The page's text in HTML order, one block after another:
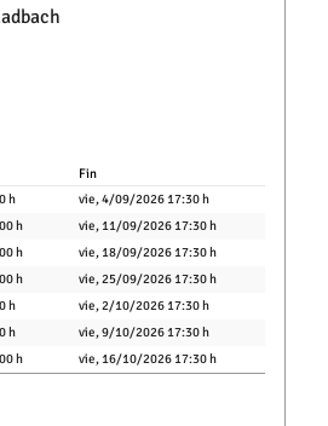
Fin
h
vie, 4/09/2026 17:30 h
h
vie, 11/09/2026 17:30 h
h
vie, 18/09/2026 17:30 h
h
vie, 25/09/2026 17:30 h
h
vie, 2/10/2026 17:30 h
h
vie, 9/10/2026 17:30 h
h vie, 16/10/2026 17:30 h